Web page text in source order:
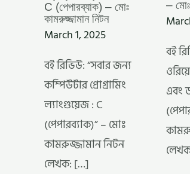
C (পেপারব্যাক) – মোঃ
কামরুজ্জামান নিটন
March 1, 2025
বই রিভিউ: “সবার জন্য
কম্পিউটার প্রোগ্রামিং
ল্যাংগুয়েজ : C
(পেপারব্যাক)” – মোঃ
কামরুজ্জামান নিটন
লেখক: […]
– মোঃ
বই
এবং